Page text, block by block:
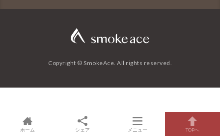
Copyright © SmokeAce. All rights reserved.
ホーム シェア メニュー TOPへ